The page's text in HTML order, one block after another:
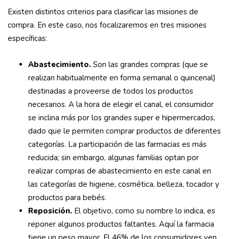
Existen distintos criterios para clasificar las misiones de
compra. En este caso, nos focalizaremos en tres misiones
específicas:
Abastecimiento. Son las grandes compras (que se
realizan habitualmente en forma semanal o quincenal)
destinadas a proveerse de todos los productos
necesarios. A la hora de elegir el canal, el consumidor
se inclina más por los grandes super e hipermercados,
dado que le permiten comprar productos de diferentes
categorías. La participación de las farmacias es más
reducida; sin embargo, algunas familias optan por
realizar compras de abastecimiento en este canal en
las categorías de higiene, cosmética, belleza, tocador y
productos para bebés.
Reposición. El objetivo, como su nombre lo indica, es
reponer algunos productos faltantes. Aquí la farmacia